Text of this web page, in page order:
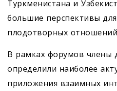
Туркменистана и
большие перспективы
плодотворных
В рамках форумов члены
определили наиболее
приложения взаимных